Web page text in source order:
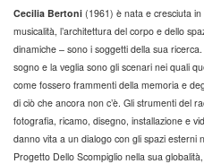
Cecilia Bertoni (1961) è nata e cresciuta
musicalità, l’architettura del corpo e dello
dinamiche – sono i soggetti della sua
sogno e la veglia sono gli scenari nei quali
come fossero frammenti della memoria e
di ciò che ancora non c’è. Gli strumenti del
fotografia, ricamo, disegno, installazione e
danno vita a un dialogo con gli spazi esterni
Progetto Dello Scompiglio nella sua